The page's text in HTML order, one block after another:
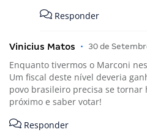
Responder
Vinicius Matos • 30 de
Enquanto tivermos o Marconi
Um fiscal deste nível deveria
povo brasileiro precisa se tornar
próximo e saber votar!
Responder